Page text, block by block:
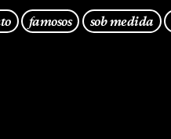
famosos sob medida